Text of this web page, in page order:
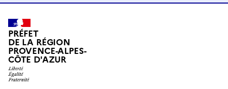
PRÉFET
DE LA RÉGION
PROVENCE-ALPES-
CÔTE D'AZUR